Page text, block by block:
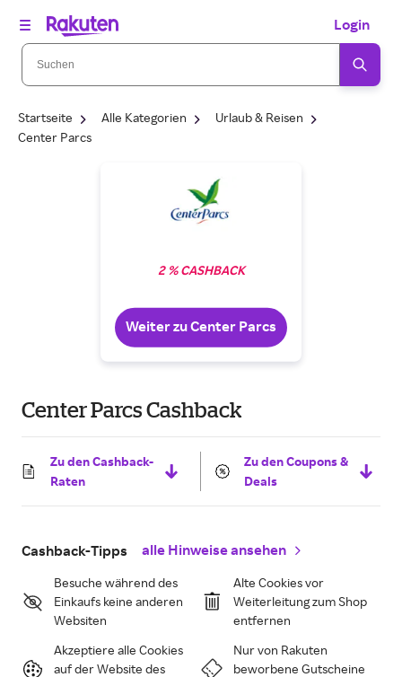
Login
Startseite Alle Kategorien
Urlaub & Reisen
Center Parcs
2 % CASHBACK
Weiter zu Center Parcs
Center Parcs Cashback
Zu den Cashback-
Raten
Zu den Coupons &
Deals
Cashback-Tipps alle Hinweise ansehen
Besuche während des
Einkaufs keine anderen
Websiten
Alte Cookies vor
Weiterleitung zum Shop
entfernen
Akzeptiere alle Cookies
auf der Website des
Nur von Rakuten
beworbene Gutscheine